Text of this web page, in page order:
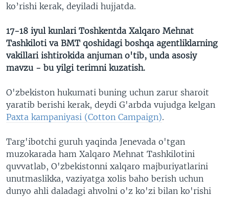
ko’rishi kerak, deyiladi hujjatda.
17-18 iyul kunlari Toshkentda Xalqaro Mehnat
Tashkiloti va BMT qoshidagi boshqa agentliklarning
vakillari ishtirokida anjuman o'tib, unda asosiy
mavzu - bu yilgi terimni kuzatish.
O'zbekiston hukumati buning uchun zarur sharoit
yaratib berishi kerak, deydi G'arbda vujudga kelgan
Paxta kampaniyasi (Cotton Campaign).
Targ'ibotchi guruh yaqinda Jenevada o'tgan
muzokarada ham Xalqaro Mehnat Tashkilotini
quvvatlab, O'zbekistonni xalqaro majburiyatlarini
unutmaslikka, vaziyatga xolis baho berish uchun
dunyo ahli daladagi ahvolni o'z ko'zi bilan ko'rishi